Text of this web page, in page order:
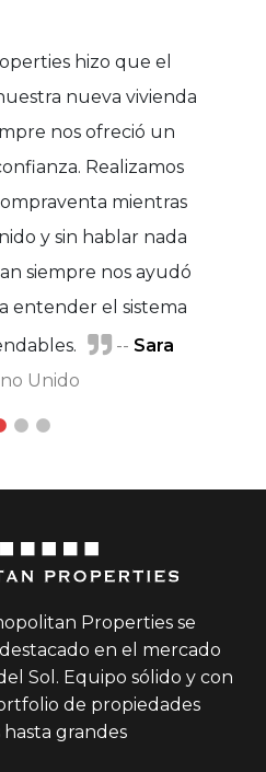
hizo que el
nueva vivienda
nos ofreció un
Realizamos
mientras
y sin hablar nada
siempre nos ayudó
entender el sistema
-- Sara
Unido
Helena Tejero
Properties se
en el mercado
Sol. Equipo sólido y con
de propiedades
hasta grandes